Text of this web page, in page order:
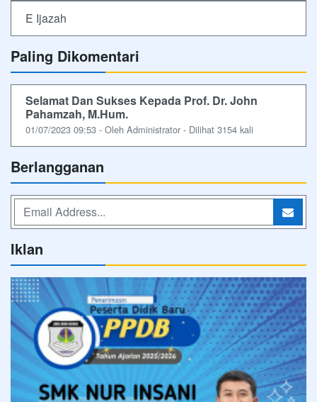
E Ijazah
Paling Dikomentari
Selamat Dan Sukses Kepada Prof. Dr. John
Pahamzah, M.Hum.
01/07/2023 09:53 - Oleh Administrator - Dilihat 3154 kali
Berlangganan
Iklan